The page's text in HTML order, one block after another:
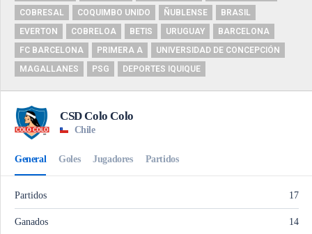
COBRESAL
COQUIMBO UNIDO ÑUBLENSE
BRASIL
EVERTON
COBRELOA BETIS URUGUAY
BARCELONA
FC BARCELONA
PRIMERA A
UNIVERSIDAD DE CONCEPCIÓN
MAGALLANES
PSG DEPORTES IQUIQUE